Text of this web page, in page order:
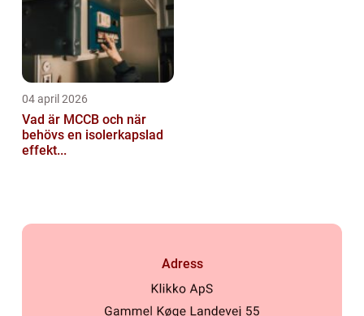
04 april 2026
Vad är MCCB och när
behövs en isolerkapslad
effekt...
Adress